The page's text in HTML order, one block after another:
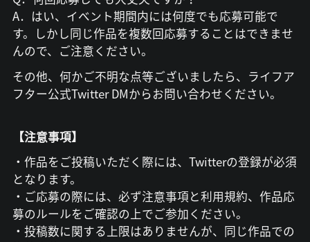
A．はい、イベント期間内には何度でも応募可能で
す。しかし同じ作品を複数回応募することはできませ
んので、ご注意ください。
その他、何かご不明な点等ございましたら、ライフア
フター公式Twitter DMからお問い合わせください。
【注意事項】
・作品をご投稿いただく際には、Twitterの登録が必須
となります。
・ご応募の際には、必ず注意事項と利用規約、作品応
募のルールをご確認の上でご参加ください。
・投稿数に関する上限はありませんが、同じ作品での